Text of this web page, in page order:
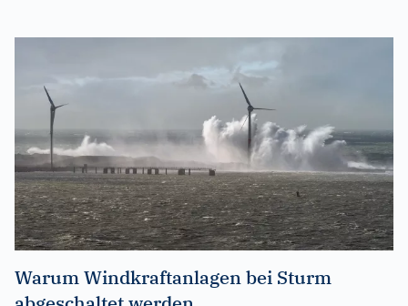
Warum Windkraftanlagen bei Sturm